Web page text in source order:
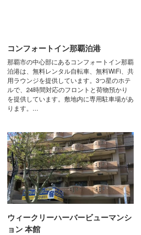
コンフォートイン那覇泊港
那覇市の中心部にあるコンフォートイン那覇
泊港は、無料レンタル自転車、無料WiFi、共
用ラウンジを提供しています。3つ星のホテ
ルで、24時間対応のフロントと荷物預かり
を提供しています。敷地内に専用駐車場があ
ります。...
ウィークリーハーバービューマンシ
ョン 本館